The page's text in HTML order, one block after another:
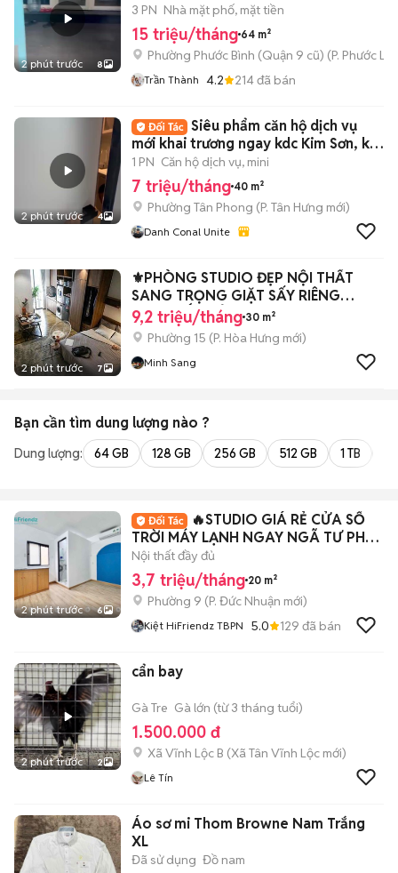
2 phút trước 8
3 PN Nhà mặt phố, mặt tiền
15 triệu/tháng 64 m²
Phường Phước Bình (Quận 9 cũ) (P. Phước
Trần Thành 4.2 214đã bán
2 phút trước 4
Siêu phẩm căn hộ dịch vụ
mới khai trương ngay kdc Kim Sơn, kế
tdtu,…
1 PN Căn hộ dịch vụ, mini
7 triệu/tháng 40 m²
Phường Tân Phong (P. Tân Hưng mới)
Danh Conal Unite
2 phút trước 7
⚜️PHÒNG STUDIO ĐẸP NỘI THẤT
SANG TRỌNG GIẶT SẤY RIÊNG
NGAY BẮC HẢI⚜️
9,2 triệu/tháng 30 m²
Phường 15 (P. Hòa Hưng mới)
Minh Sang
Bạn cần tìm dung lượng nào ?
Dung lượng: 64 GB 128 GB 256 GB 512 GB 1 TB
2 phút trước 6
🔥STUDIO GIÁ RẺ CỬA SỔ
TRỜI MÁY LẠNH NGAY NGÃ TƯ PHÚ
NHUẬN
Nội thất đầy đủ
3,7 triệu/tháng 20 m²
Phường 9 (P. Đức Nhuận mới)
Kiệt HiFriendz TBPN 5.0 129 đã bán
2 phút trước 2
cẩn bay
Gà Tre Gà lớn (từ 3 tháng tuổi)
1.500.000 đ
Xã Vĩnh Lộc B (Xã Tân Vĩnh Lộc mới)
Lê Tín
Áo sơ mi Thom Browne Nam Trắng
XL
Đã sử dụng Đồ nam